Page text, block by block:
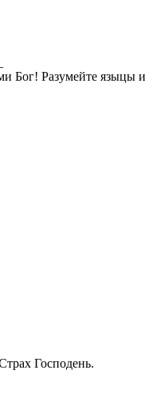
Бог! Разумейте языцы
Господень.